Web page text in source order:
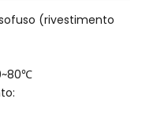
(rivestimento